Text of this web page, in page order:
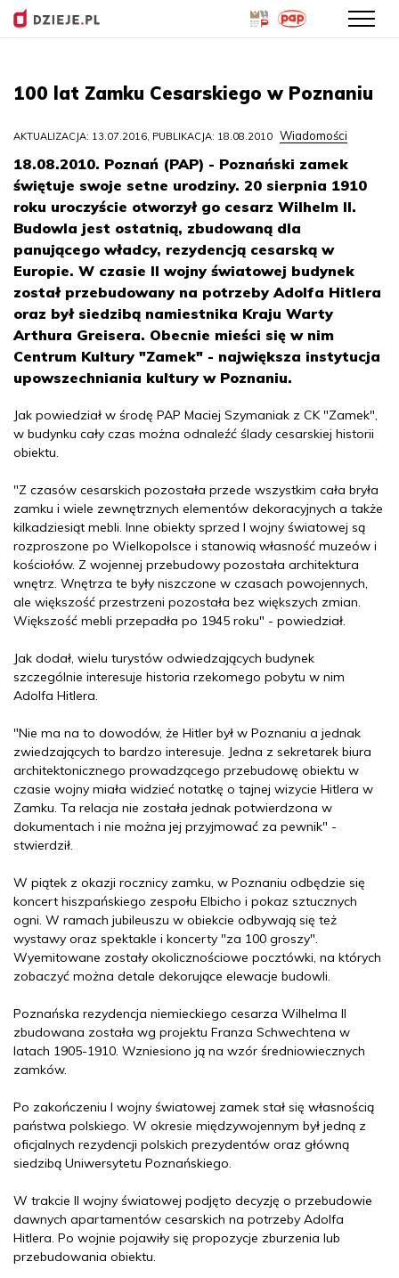
do
100 lat Zamku Cesarskiego w Poznaniu
AKTUALIZACJA: 13.07.2016, PUBLIKACJA: 18.08.2010 Wiadomości
18.08.2010. Poznań (PAP) - Poznański zamek
świętuje swoje setne urodziny. 20 sierpnia 1910
roku uroczyście otworzył go cesarz Wilhelm II.
Budowla jest ostatnią, zbudowaną dla
panującego władcy, rezydencją cesarską w
Europie. W czasie II wojny światowej budynek
został przebudowany na potrzeby Adolfa Hitlera
oraz był siedzibą namiestnika Kraju Warty
Arthura Greisera. Obecnie mieści się w nim
Centrum Kultury "Zamek" - największa instytucja
upowszechniania kultury w Poznaniu.
Jak powiedział w środę PAP Maciej Szymaniak z CK "Zamek",
w budynku cały czas można odnaleźć ślady cesarskiej historii
obiektu.
"Z czasów cesarskich pozostała przede wszystkim cała bryła
zamku i wiele zewnętrznych elementów dekoracyjnych a także
kilkadziesiąt mebli. Inne obiekty sprzed I wojny światowej są
rozproszone po Wielkopolsce i stanowią własność muzeów i
kościołów. Z wojennej przebudowy pozostała architektura
wnętrz. Wnętrza te były niszczone w czasach powojennych,
ale większość przestrzeni pozostała bez większych zmian.
Większość mebli przepadła po 1945 roku" - powiedział.
Jak dodał, wielu turystów odwiedzających budynek
szczególnie interesuje historia rzekomego pobytu w nim
Adolfa Hitlera.
"Nie ma na to dowodów, że Hitler był w Poznaniu a jednak
zwiedzających to bardzo interesuje. Jedna z sekretarek biura
architektonicznego prowadzącego przebudowę obiektu w
czasie wojny miała widzieć notatkę o tajnej wizycie Hitlera w
Zamku. Ta relacja nie została jednak potwierdzona w
dokumentach i nie można jej przyjmować za pewnik" -
stwierdził.
W piątek z okazji rocznicy zamku, w Poznaniu odbędzie się
koncert hiszpańskiego zespołu Elbicho i pokaz sztucznych
ogni. W ramach jubileuszu w obiekcie odbywają się też
wystawy oraz spektakle i koncerty "za 100 groszy".
Wyemitowane zostały okolicznościowe pocztówki, na których
zobaczyć można detale dekorujące elewacje budowli.
Poznańska rezydencja niemieckiego cesarza Wilhelma II
zbudowana została wg projektu Franza Schwechtena w
latach 1905-1910. Wzniesiono ją na wzór średniowiecznych
zamków.
Po zakończeniu I wojny światowej zamek stał się własnością
państwa polskiego. W okresie międzywojennym był jedną z
oficjalnych rezydencji polskich prezydentów oraz główną
siedzibą Uniwersytetu Poznańskiego.
W trakcie II wojny światowej podjęto decyzję o przebudowie
dawnych apartamentów cesarskich na potrzeby Adolfa
Hitlera. Po wojnie pojawiły się propozycje zburzenia lub
przebudowania obiektu.